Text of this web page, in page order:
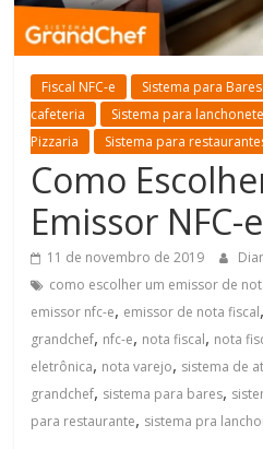
Fiscal NFC-e Sistema para Bares
cafeteria
Sistema para lanchonete
Pizzaria
Sistema para
Como
Emissor NFC-
11 de novembro de 2019
como escolher um emissor de
emissor nfc-e, emissor de nota fiscal,
grandchef, nfc-e, nota fiscal, nota
eletrônica, nota varejo, sistema de
grandchef, sistema para bares,
para restaurante, sistema pra